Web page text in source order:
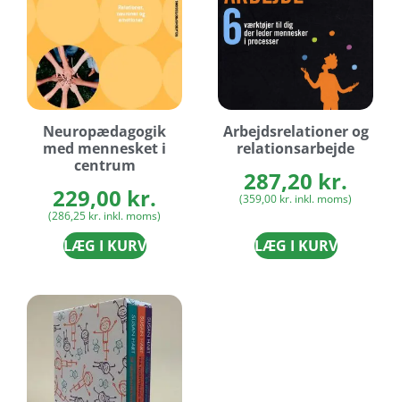
Neuropædagogik
med mennesket i
centrum
229,00 kr.
(286,25 kr. inkl. moms)
LÆG I KURV
Arbejdsrelationer og
relationsarbejde
287,20 kr.
(359,00 kr. inkl. moms)
LÆG I KURV